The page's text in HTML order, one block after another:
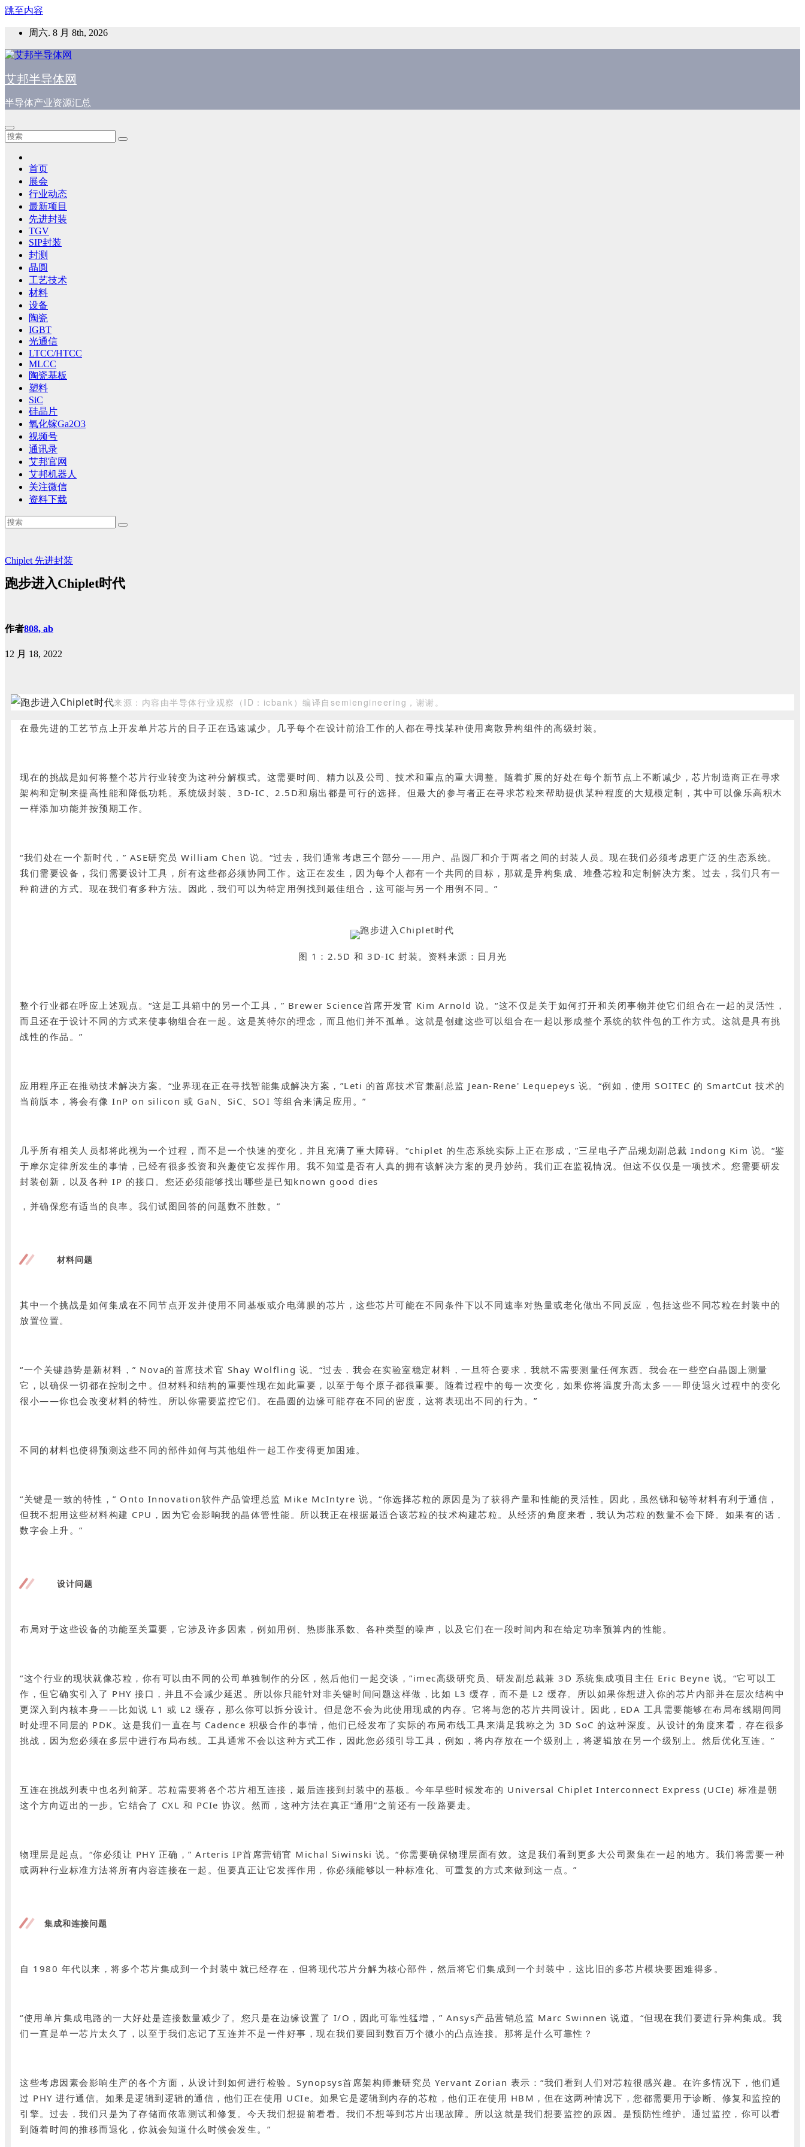
跳至内容
周六. 8 月 8th, 2026
艾邦半导体网
半导体产业资源汇总
首页
展会
行业动态
最新项目
先进封装
TGV
SIP封装
封测
晶圆
工艺技术
材料
设备
陶瓷
IGBT
光通信
LTCC/HTCC
MLCC
陶瓷基板
塑料
SiC
硅晶片
氧化镓Ga2O3
视频号
通讯录
艾邦官网
艾邦机器人
关注微信
资料下载
Chiplet 先进封装
跑步进入Chiplet时代
作者808, ab
12 月 18, 2022
来源：内容由半导体行业观察（I D：icbank）编译自semiengineering，谢谢。
在最先进的工艺节点上开发单片芯片的日子正在迅速减少。几乎每个在设计前沿工作的人都在寻找某种使用离散异构组件的高级封装。
现在的挑战是如何将整个芯片行业转变为这种分解模式。这需要时间、精力以及公司、技术和重点的重大调整。随着扩展的好处在每个新节点上不断减少，芯片制造商正在寻求
架构和定制来提高性能和降低功耗。系统级封装、3D-IC、2.5D和扇出都是可行的选择。但最大的参与者正在寻求芯粒来帮助提供某种程度的大规模定制，其中可以像乐高积木
一样添加功能并按预期工作。
“我们处在一个新时代，” ASE研究员 William Chen 说。“过去，我们通常考虑三个部分——用户、晶圆厂和介于两者之间的封装人员。现在我们必须考虑更广泛的生态系统。
我们需要设备，我们需要设计工具，所有这些都必须协同工作。这正在发生，因为每个人都有一个共同的目标，那就是异构集成、堆叠芯粒和定制解决方案。过去，我们只有一
种前进的方式。现在我们有多种方法。因此，我们可以为特定用例找到最佳组合，这可能与另一个用例不同。”
图 1：2.5D 和 3D-IC 封装。资料来源：日月光
整个行业都在呼应上述观点。“这是工具箱中的另一个工具，” Brewer Science首席开发官 Kim Arnold 说。“这不仅是关于如何打开和关闭事物并使它们组合在一起的灵活性，
而且还在于设计不同的方式来使事物组合在一起。这是英特尔的理念，而且他们并不孤单。这就是创建这些可以组合在一起以形成整个系统的软件包的工作方式。这就是具有挑
战性的作品。”
应用程序正在推动技术解决方案。“业界现在正在寻找智能集成解决方案，”Leti 的首席技术官兼副总监 Jean-Rene' Lequepeys 说。“例如，使用 SOITEC 的 SmartCut 技术的
当前版本，将会有像 InP on silicon 或 GaN、SiC、SOI 等组合来满足应用。”
几乎所有相关人员都将此视为一个过程，而不是一个快速的变化，并且充满了重大障碍。“chiplet 的生态系统实际上正在形成，”三星电子产品规划副总裁 Indong Kim 说。“鉴
于摩尔定律所发生的事情，已经有很多投资和兴趣使它发挥作用。我不知道是否有人真的拥有该解决方案的灵丹妙药。我们正在监视情况。但这不仅仅是一项技术。您需要研发
封装创新，以及各种 IP 的接口。您还必须能够找出哪些是已知known good dies
，并确保您有适当的良率。我们试图回答的问题数不胜数。”
材料问题
其中一个挑战是如何集成在不同节点开发并使用不同基板或介电薄膜的芯片，这些芯片可能在不同条件下以不同速率对热量或老化做出不同反应，包括这些不同芯粒在封装中的
放置位置。
“一个关键趋势是新材料，” Nova的首席技术官 Shay Wolfling 说。“过去，我会在实验室稳定材料，一旦符合要求，我就不需要测量任何东西。我会在一些空白晶圆上测量
它，以确保一切都在控制之中。但材料和结构的重要性现在如此重要，以至于每个原子都很重要。随着过程中的每一次变化，如果你将温度升高太多——即使退火过程中的变化
很小——你也会改变材料的特性。所以你需要监控它们。在晶圆的边缘可能存在不同的密度，这将表现出不同的行为。”
不同的材料也使得预测这些不同的部件如何与其他组件一起工作变得更加困难。
“关键是一致的特性，” Onto Innovation软件产品管理总监 Mike McIntyre 说。“你选择芯粒的原因是为了获得产量和性能的灵活性。因此，虽然锑和铋等材料有利于通信，
但我不想用这些材料构建 CPU，因为它会影响我的晶体管性能。所以我正在根据最适合该芯粒的技术构建芯粒。从经济的角度来看，我认为芯粒的数量不会下降。如果有的话，
数字会上升。”
设计问题
布局对于这些设备的功能至关重要，它涉及许多因素，例如用例、热膨胀系数、各种类型的噪声，以及它们在一段时间内和在给定功率预算内的性能。
“这个行业的现状就像芯粒，你有可以由不同的公司单独制作的分区，然后他们一起交谈，”imec高级研究员、研发副总裁兼 3D 系统集成项目主任 Eric Beyne 说。“它可以工
作，但它确实引入了 PHY 接口，并且不会减少延迟。所以你只能针对非关键时间问题这样做，比如 L3 缓存，而不是 L2 缓存。所以如果你想进入你的芯片内部并在层次结构中
更深入到内核本身——比如说 L1 或 L2 缓存，那么你可以拆分设计。但是您不会为此使用现成的内存。它将与您的芯片共同设计。因此，EDA 工具需要能够在布局布线期间同
时处理不同层的 PDK。这是我们一直在与 Cadence 积极合作的事情，他们已经发布了实际的布局布线工具来满足我称之为 3D SoC 的这种深度。从设计的角度来看，存在很多
挑战，因为您必须在多层中进行布局布线。工具通常不会以这种方式工作，因此您必须引导工具，例如，将内存放在一个级别上，将逻辑放在另一个级别上。然后优化互连。”
互连在挑战列表中也名列前茅。芯粒需要将各个芯片相互连接，最后连接到封装中的基板。今年早些时候发布的 Universal Chiplet Interconnect Express (UCIe) 标准是朝
这个方向迈出的一步。它结合了 CXL 和 PCIe 协议。然而，这种方法在真正“通用”之前还有一段路要走。
物理层是起点。“你必须让 PHY 正确，” Arteris IP首席营销官 Michal Siwinski 说。“你需要确保物理层面有效。这是我们看到更多大公司聚集在一起的地方。我们将需要一种
或两种行业标准方法将所有内容连接在一起。但要真正让它发挥作用，你必须能够以一种标准化、可重复的方式来做到这一点。”
集成和连接问题
自 1980 年代以来，将多个芯片集成到一个封装中就已经存在，但将现代芯片分解为核心部件，然后将它们集成到一个封装中，这比旧的多芯片模块要困难得多。
“使用单片集成电路的一大好处是连接数量减少了。您只是在边缘设置了 I/O，因此可靠性猛增，” Ansys产品营销总监 Marc Swinnen 说道。“但现在我们要进行异构集成。我
们一直是单一芯片太久了，以至于我们忘记了互连并不是一件好事，现在我们要回到数百万个微小的凸点连接。那将是什么可靠性？
这些考虑因素会影响生产的各个方面，从设计到如何进行检验。Synopsys首席架构师兼研究员 Yervant Zorian 表示：“我们看到人们对芯粒很感兴趣。在许多情况下，他们通
过 PHY 进行通信。如果是逻辑到逻辑的通信，他们正在使用 UCIe。如果它是逻辑到内存的芯粒，他们正在使用 HBM，但在这两种情况下，您都需要用于诊断、修复和监控的
引擎。过去，我们只是为了存储而依靠测试和修复。今天我们想提前看看。我们不想等到芯片出现故障。所以这就是我们想要监控的原因。是预防性维护。通过监控，你可以看
到随着时间的推移而退化，你就会知道什么时候会发生。”